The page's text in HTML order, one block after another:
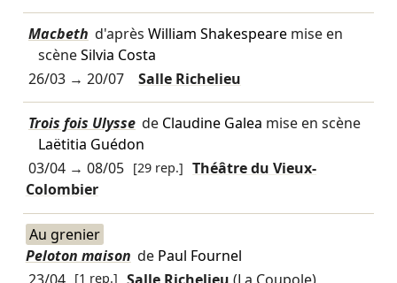
Macbeth d'après William Shakespearemise en
scèneSilvia Costa
26/03→ 20/07 Salle Richelieu
Trois fois Ulysse de Claudine Galea mise en scène
Laëtitia Guédon
03/04→ 08/05 [29 rep.] Théâtre du Vieux-
Colombier
Au grenier
Peloton maison de Paul Fournel
[1 rep.]